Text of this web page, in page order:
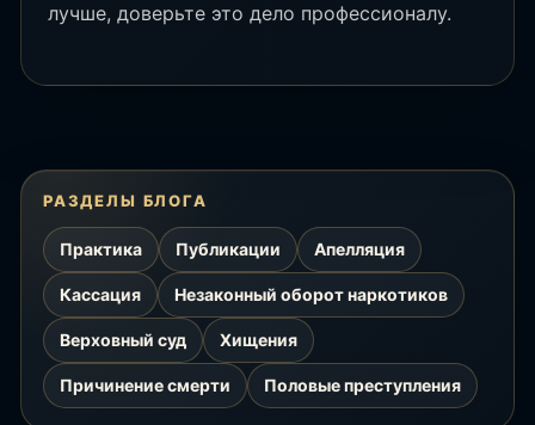
лучше, доверьте это дело профессионалу.
РАЗДЕЛЫ БЛОГА
Практика Публикации Апелляция
Кассация Незаконный оборот наркотиков
Верховный суд Хищения
Причинение смерти Половые преступления